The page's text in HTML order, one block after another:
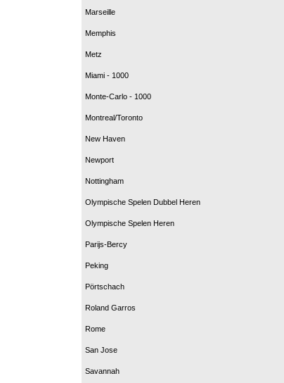
Marseille
Memphis
Metz
Miami - 1000
Monte-Carlo - 1000
Montreal/Toronto
New Haven
Newport
Nottingham
Olympische Spelen Dubbel Heren
Olympische Spelen Heren
Parijs-Bercy
Peking
Pörtschach
Roland Garros
Rome
San Jose
Savannah